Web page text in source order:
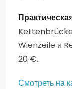
Wienzeile и
20 €.
Смотреть на